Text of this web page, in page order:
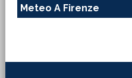
Meteo A Firenze